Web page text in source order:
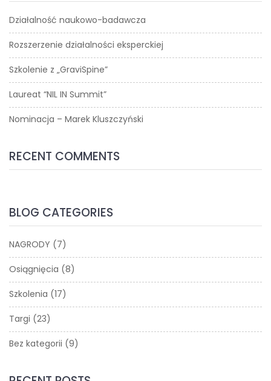
Działalność naukowo-badawcza
Rozszerzenie działalności eksperckiej
Szkolenie z „GraviSpine”
Laureat “NIL IN Summit”
Nominacja – Marek Kluszczyński
RECENT COMMENTS
BLOG CATEGORIES
NAGRODY (7)
Osiągnięcia (8)
Szkolenia (17)
Targi (23)
Bez kategorii (9)